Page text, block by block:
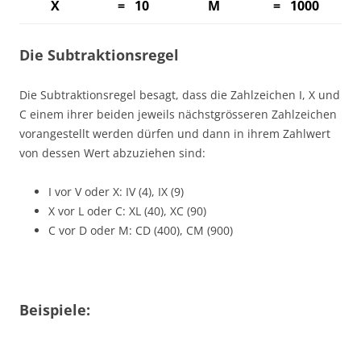
X = 10 M = 1000
Die Subtraktionsregel
Die Subtraktionsregel besagt, dass die Zahlzeichen I, X und
C einem ihrer beiden jeweils nächstgrösseren Zahlzeichen
vorangestellt werden dürfen und dann in ihrem Zahlwert
von dessen Wert abzuziehen sind:
I vor V oder X: IV (4), IX (9)
X vor L oder C: XL (40), XC (90)
C vor D oder M: CD (400), CM (900)
Beispiele: